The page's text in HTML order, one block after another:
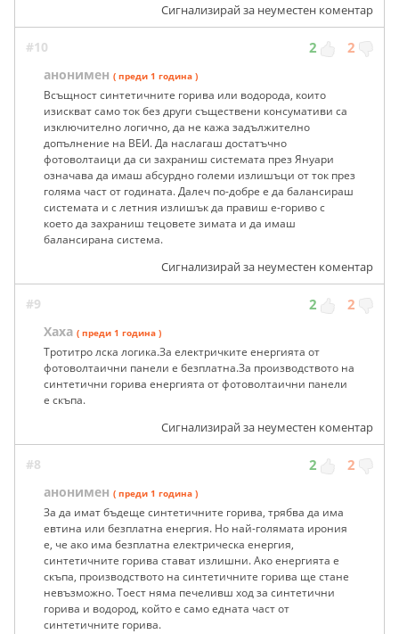
Сигнализирай за неуместен коментар
#10 2 2
анонимен ( преди 1 година )
Всъщност синтетичните горива или водорода, които
изискват само ток без други съществени консумативи са
изключително логично, да не кажа задължително
допълнение на ВЕИ. Да наслагаш достатъчно
фотоволтаици да си захраниш системата през Януари
означава да имаш абсурдно големи излишъци от ток през
голяма част от годината. Далеч по-добре е да балансираш
системата и с летния излишък да правиш е-гориво с
което да захраниш тецовете зимата и да имаш
балансирана система.
Сигнализирай за неуместен коментар
#9 2 2
Хаха ( преди 1 година )
Тротитро лска логика.За електричките енергията от
фотоволтаични панели е безплатна.За производството на
синтетични горива енергията от фотоволтаични панели
е скъпа.
Сигнализирай за неуместен коментар
#8 2 2
анонимен ( преди 1 година )
За да имат бъдеще синтетичните горива, трябва да има
евтина или безплатна енергия. Но най-голямата ирония
е, че ако има безплатна електрическа енергия,
синтетичните горива стават излишни. Ако енергията е
скъпа, производството на синтетичните горива ще стане
невъзможно. Тоест няма печеливш ход за синтетични
горива и водород, който е само едната част от
синтетичните горива.